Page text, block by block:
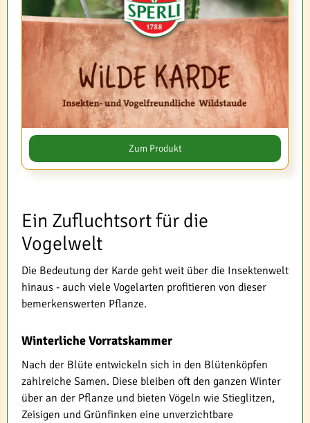
Zum Produkt
Ein Zufluchtsort für die
Vogelwelt
Die Bedeutung der Karde geht weit über die Insektenwelt
hinaus - auch viele Vogelarten profitieren von dieser
bemerkenswerten Pflanze.
Winterliche Vorratskammer
Nach der Blüte entwickeln sich in den Blütenköpfen
zahlreiche Samen. Diese bleiben oft den ganzen Winter
über an der Pflanze und bieten Vögeln wie Stieglitzen,
Zeisigen und Grünfinken eine unverzichtbare